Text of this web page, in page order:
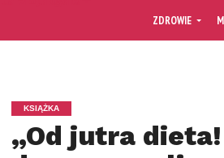
ZDROWIE
KSIĄŻKA
„Od jutra